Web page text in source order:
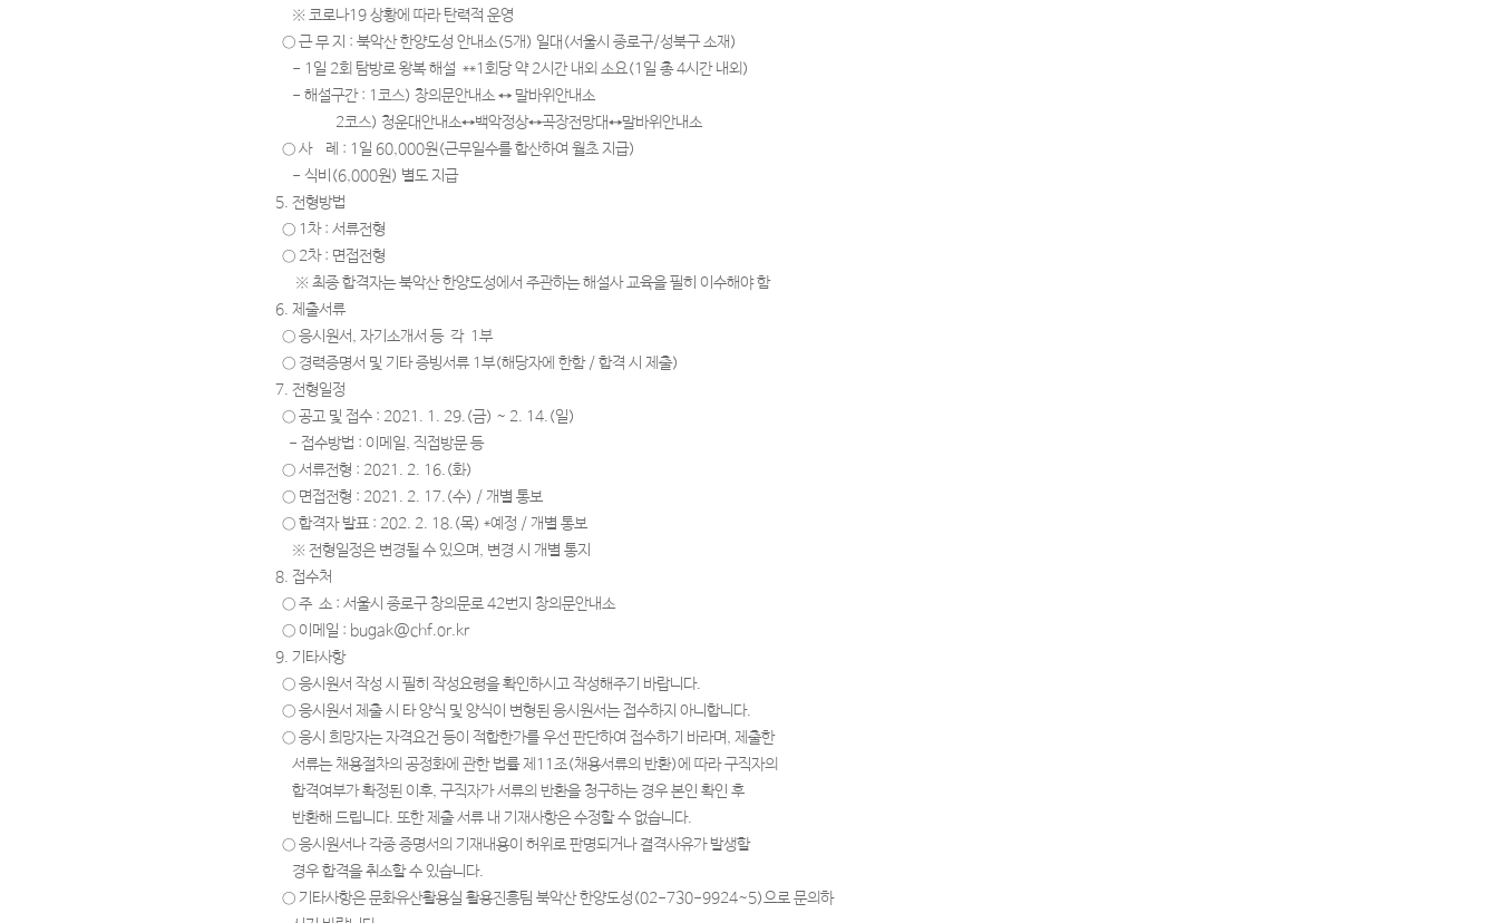
※ 코로나19 상황에 따라 탄력적 운영
○ 근 무 지 : 북악산 한양도성 안내소(5개) 일대(서울시 종로구/성북구 소재)
- 1일 2회 탐방로 왕복 해설 **1회당 약 2시간 내외 소요(1일 총 4시간 내외)
- 해설구간 : 1코스) 창의문안내소 ↔ 말바위안내소
2코스) 청운대안내소↔백악정상↔곡장전망대↔말바위안내소
○ 사 례 : 1일 60,000원(근무일수를 합산하여 월초 지급)
- 식비(6,000원) 별도 지급
5. 전형방법
○ 1차 : 서류전형
○ 2차 : 면접전형
※ 최종 합격자는 북악산 한양도성에서 주관하는 해설사 교육을 필히 이수해야 함
6. 제출서류
○ 응시원서, 자기소개서 등 각 1부
○ 경력증명서 및 기타 증빙서류 1부(해당자에 한함 / 합격 시 제출)
7. 전형일정
○ 공고 및 접수 : 2021. 1. 29.(금) ~ 2. 14.(일)
- 접수방법 : 이메일, 직접방문 등
○ 서류전형 : 2021. 2. 16.(화)
○ 면접전형 : 2021. 2. 17.(수) / 개별 통보
○ 합격자 발표 : 202. 2. 18.(목) *예정 / 개별 통보
※ 전형일정은 변경될 수 있으며, 변경 시 개별 통지
8. 접수처
○ 주 소 : 서울시 종로구 창의문로 42번지 창의문안내소
○ 이메일 : bugak@chf.or.kr
9. 기타사항
○ 응시원서 작성 시 필히 작성요령을 확인하시고 작성해주기 바랍니다.
○ 응시원서 제출 시 타 양식 및 양식이 변형된 응시원서는 접수하지 아니합니다.
○ 응시 희망자는 자격요건 등이 적합한가를 우선 판단하여 접수하기 바라며, 제출한
서류는 채용절차의 공정화에 관한 법률 제11조(채용서류의 반환)에 따라 구직자의
합격여부가 확정된 이후, 구직자가 서류의 반환을 청구하는 경우 본인 확인 후
반환해 드립니다. 또한 제출 서류 내 기재사항은 수정할 수 없습니다.
○ 응시원서나 각종 증명서의 기재내용이 허위로 판명되거나 결격사유가 발생할
경우 합격을 취소할 수 있습니다.
○ 기타사항은 문화유산활용실 활용진흥팀 북악산 한양도성(02-730-9924~5)으로 문의하